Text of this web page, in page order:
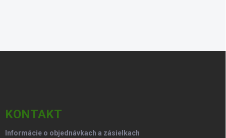
KONTAKT
Informácie o objednávkach a zásielkach